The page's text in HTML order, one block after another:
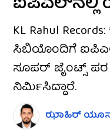
KL Rahul
ಸಿಬಿಯೊಂದಿಗೆ
ಸೂಪರ್ ಜೈಂಟ್ಸ್ ಪರ
ನಿರ್ಮಿಸಿದ್ದಾರೆ.
ಝಾಹಿರ್